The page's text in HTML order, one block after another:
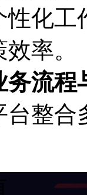
化工
率。
流程
整合